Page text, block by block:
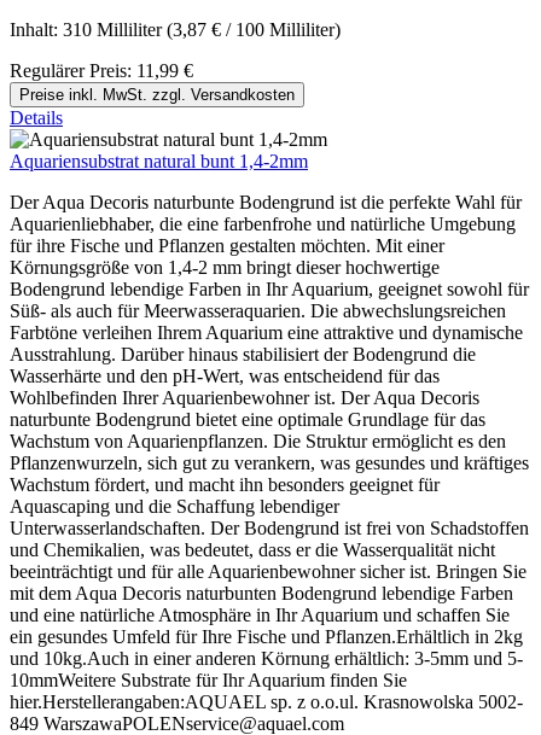
Inhalt: 310 Milliliter(3,87 € / 100 Milliliter)
Regulärer Preis: 11,99 €
Preise inkl. MwSt. zzgl. Versandkosten
Details
Aquariensubstrat natural bunt 1,4-2mm
Der Aqua Decoris naturbunte Bodengrund ist die perfekte Wahl für
Aquarienliebhaber, die eine farbenfrohe und natürliche Umgebung
für ihre Fische und Pflanzen gestalten möchten. Mit einer
Körnungsgröße von 1,4-2 mm bringt dieser hochwertige
Bodengrund lebendige Farben in Ihr Aquarium, geeignet sowohl für
Süß- als auch für Meerwasseraquarien. Die abwechslungsreichen
Farbtöne verleihen Ihrem Aquarium eine attraktive und dynamische
Ausstrahlung. Darüber hinaus stabilisiert der Bodengrund die
Wasserhärte und den pH-Wert, was entscheidend für das
Wohlbefinden Ihrer Aquarienbewohner ist. Der Aqua Decoris
naturbunte Bodengrund bietet eine optimale Grundlage für das
Wachstum von Aquarienpflanzen. Die Struktur ermöglicht es den
Pflanzenwurzeln, sich gut zu verankern, was gesundes und kräftiges
Wachstum fördert, und macht ihn besonders geeignet für
Aquascaping und die Schaffung lebendiger
Unterwasserlandschaften. Der Bodengrund ist frei von Schadstoffen
und Chemikalien, was bedeutet, dass er die Wasserqualität nicht
beeinträchtigt und für alle Aquarienbewohner sicher ist. Bringen Sie
mit dem Aqua Decoris naturbunten Bodengrund lebendige Farben
und eine natürliche Atmosphäre in Ihr Aquarium und schaffen Sie
ein gesundes Umfeld für Ihre Fische und Pflanzen.Erhältlich in 2kg
und 10kg.Auch in einer anderen Körnung erhältlich: 3-5mm und 5-
10mmWeitere Substrate für Ihr Aquarium finden Sie
hier.Herstellerangaben:AQUAEL sp. z o.o.ul. Krasnowolska 5002-
849 WarszawaPOLENservice@aquael.com